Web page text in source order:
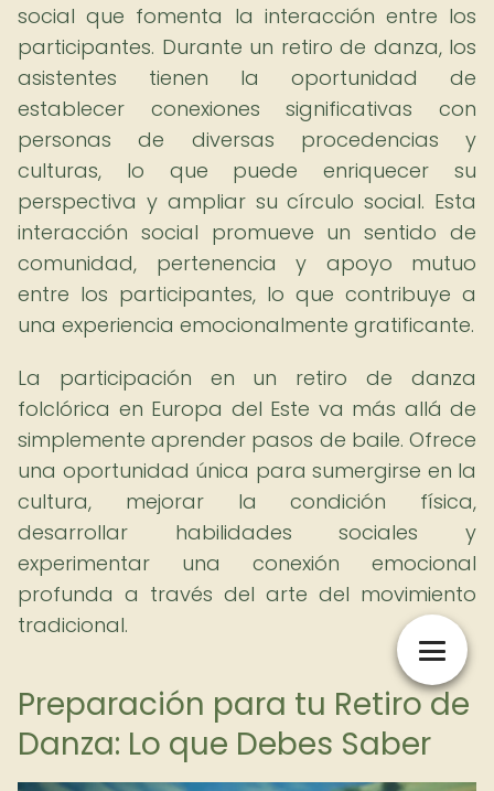
social que fomenta la interacción entre los
participantes. Durante un retiro de danza, los
asistentes tienen la oportunidad de
establecer conexiones significativas con
personas de diversas procedencias y
culturas, lo que puede enriquecer su
perspectiva y ampliar su círculo social. Esta
interacción social promueve un sentido de
comunidad, pertenencia y apoyo mutuo
entre los participantes, lo que contribuye a
una experiencia emocionalmente gratificante.
La participación en un retiro de danza
folclórica en Europa del Este va más allá de
simplemente aprender pasos de baile. Ofrece
una oportunidad única para sumergirse en la
cultura, mejorar la condición física,
desarrollar habilidades sociales y
experimentar una conexión emocional
profunda a través del arte del movimiento
tradicional.
Preparación para tu Retiro de
Danza: Lo que Debes Saber